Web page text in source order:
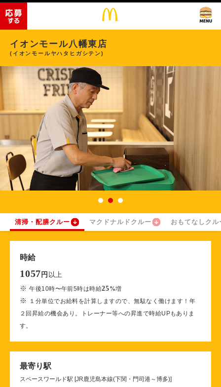
イオンモール八幡東店
(イオンモールヤハタヒガシテン)
清掃・配膳クルー マクドナルドクルー おもてなしクル
時給
1057 円 以上
※午後10時〜午前5時は時給25%増
※
１分単位でお給料を計算しますので、無駄なく働けます！年
２回昇給の機会あり。トレーナー等への昇進で時給UPもありま
す。
最寄り駅
スペースワールド駅 [JR鹿児島本線(下関・門司港～博多)]